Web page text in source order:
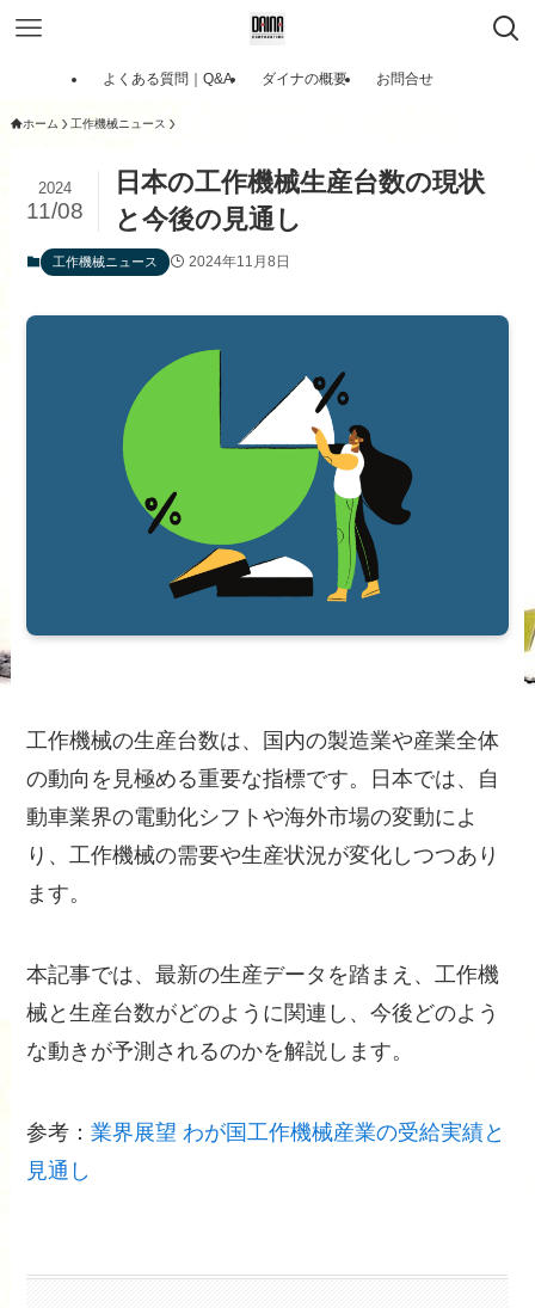
よくある質問｜Q&A ダイナの概要 お問合せ
ホーム 工作機械ニュース
日本の工作機械生産台数の現状
と今後の見通し
2024
11/08
工作機械ニュース 2024年11月8日
工作機械の生産台数は、国内の製造業や産業全体
の動向を見極める重要な指標です。日本では、自
動車業界の電動化シフトや海外市場の変動によ
り、工作機械の需要や生産状況が変化しつつあり
ます。
本記事では、最新の生産データを踏まえ、工作機
械と生産台数がどのように関連し、今後どのよう
な動きが予測されるのかを解説します。
参考：業界展望 わが国工作機械産業の受給実績と
見通し